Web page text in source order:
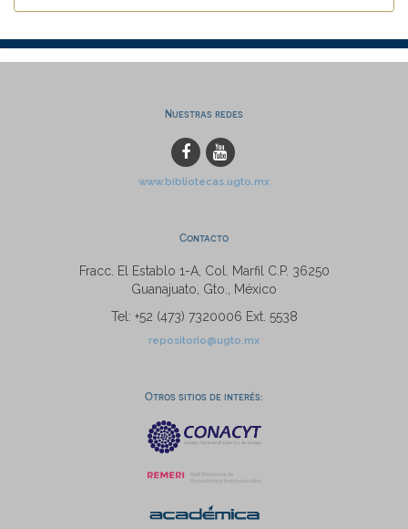
Nuestras redes
www.bibliotecas.ugto.mx
Contacto
Fracc. El Establo 1-A, Col. Marfil C.P. 36250
Guanajuato, Gto., México
Tel: +52 (473) 7320006 Ext. 5538
repositorio@ugto.mx
Otros sitios de interés: